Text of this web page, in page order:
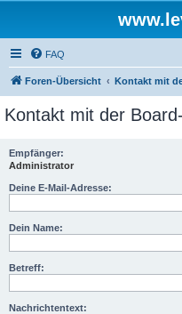
FAQ
Foren-Übersicht Kontakt mit
Kontakt mit der
Empfänger:
Administrator
Deine E-Mail-Adresse:
Dein Name:
Betreff:
Nachrichtentext: